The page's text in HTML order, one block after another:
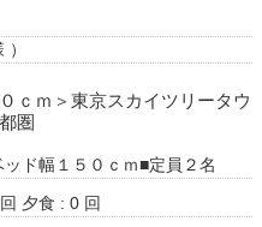
ｍ＞東京スカイツリータウ
圏
ド幅１５０ｃｍ■定員２名
夕食 : 0 回